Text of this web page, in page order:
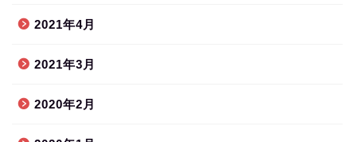
2021年4月
2021年3月
2020年2月